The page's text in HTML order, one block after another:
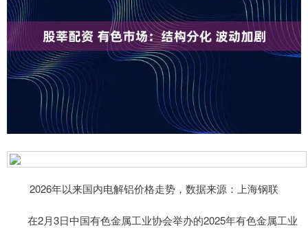
2026年以来国内电解铝价格走势，数据来源：上海钢联
在2月3日中国有色金属工业协会举办的2025年有色金属工业